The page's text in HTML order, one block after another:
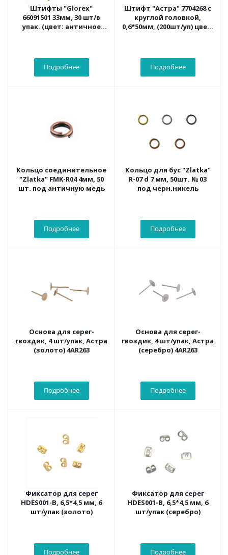
Штифты "Glorex"
66091501 33мм, 30 шт/в
упак. (цвет: античное
Подробнее
Штифт "Астра" 7704268 с
круглой головкой,
0,6*50мм, (200шт/уп) цвет:
Подробнее
Кольцо соединительное
"Zlatka" FMK-R04 4мм, 50
шт. под античную медь
Подробнее
Кольцо для бус "Zlatka"
R-07 d 7 мм, 50шт. № 03
под черн.никель
Подробнее
Основа для серег-
гвоздик, 4 шт/упак, Астра
(золото) 4AR263
Подробнее
Основа для серег-
гвоздик, 4 шт/упак, Астра
(серебро) 4AR263
Подробнее
Фиксатор для серег
HDES001-B, 6,5*4,5 мм, 6
шт/упак (золото)
Подробнее
Фиксатор для серег
HDES001-B, 6,5*4,5 мм, 6
шт/упак (серебро)
Подробнее